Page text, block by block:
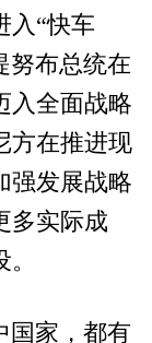
入“快车
努布总统在
入全面战略
方在推进现
强发展战略
多实际成
国家，都有